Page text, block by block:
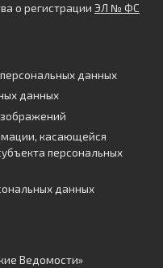
о регистрации ЭЛ № ФС
данных
данных
касающейся
персональных
данных
Ведомости»